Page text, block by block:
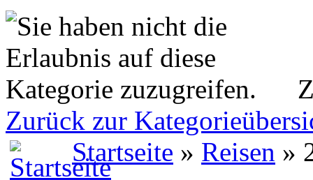
Zurück zur
Startseite » Reisen »